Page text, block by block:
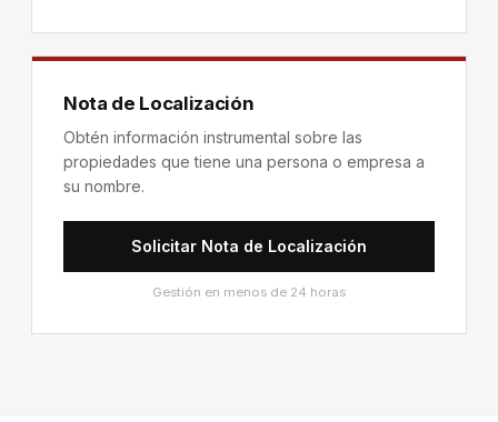
Nota de Localización
Obtén información instrumental sobre las
propiedades que tiene una persona o empresa a
su nombre.
Solicitar Nota de Localización
Gestión en menos de 24 horas